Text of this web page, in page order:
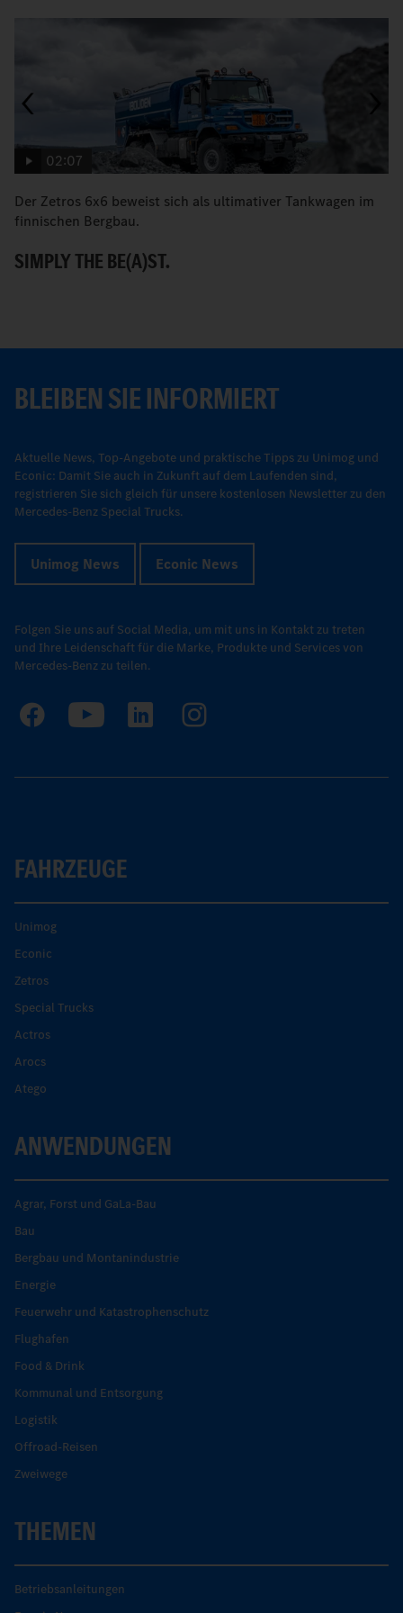
02:07
Der Zetros 6x6 beweist sich als ultimativer Tankwagen im
finnischen Bergbau.
SIMPLY THE BE(A)ST.
BLEIBEN SIE INFORMIERT
Aktuelle News, Top-Angebote und praktische Tipps zu Unimog und
Econic: Damit Sie auch in Zukunft auf dem Laufenden sind,
registrieren Sie sich gleich für unsere kostenlosen Newsletter zu den
Mercedes-Benz Special Trucks.
Unimog News Econic News
Folgen Sie uns auf Social Media, um mit uns in Kontakt zu treten
und Ihre Leidenschaft für die Marke, Produkte und Services von
Mercedes-Benz zu teilen.
FAHRZEUGE
Unimog
Econic
Zetros
Special Trucks
Actros
Arocs
Atego
ANWENDUNGEN
Agrar, Forst und GaLa-Bau
Bau
Bergbau und Montanindustrie
Energie
Feuerwehr und Katastrophenschutz
Flughafen
Food & Drink
Kommunal und Entsorgung
Logistik
Offroad-Reisen
Zweiwege
THEMEN
Betriebsanleitungen